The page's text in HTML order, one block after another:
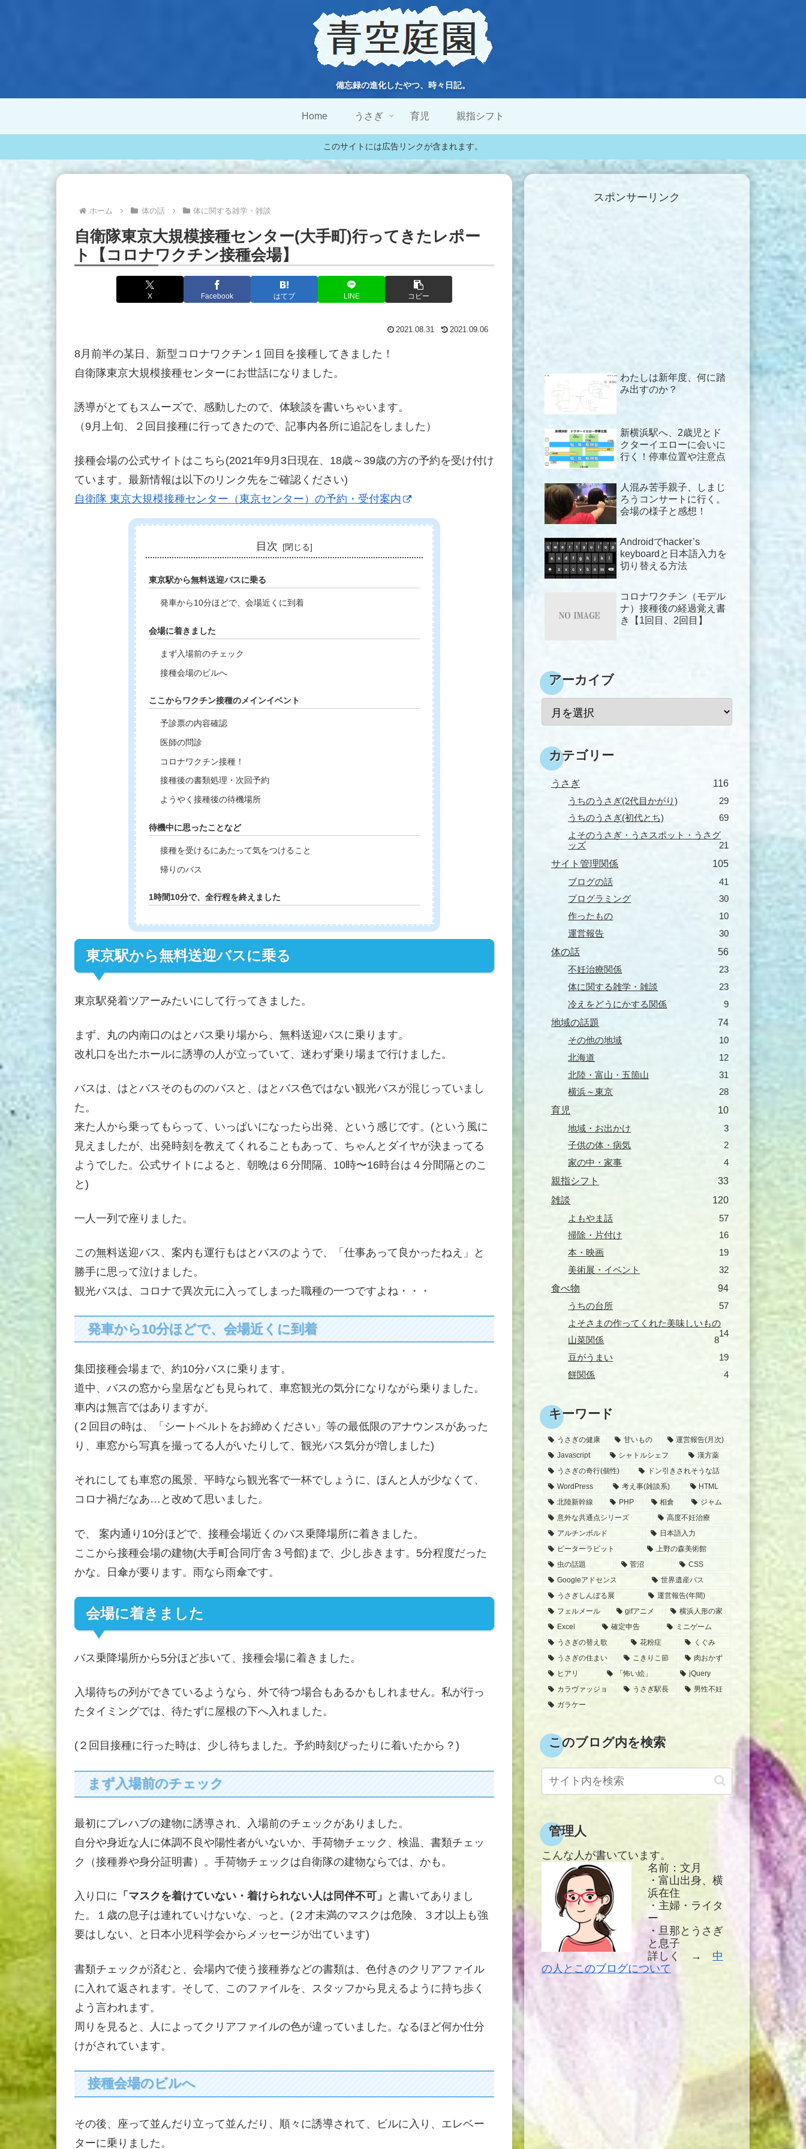
備忘録の進化したやつ、時々日記。
Home うさぎ 育児 親指シフト
このサイトには広告リンクが含まれます。
ホーム 体の話 体に関する雑学・雑談
自衛隊東京大規模接種センター(大手町)行ってきたレポー
ト【コロナワクチン接種会場】
X Facebook はてブ LINE コピー
2021.08.31 2021.09.06
8月前半の某日、新型コロナワクチン１回目を接種してきました！
自衛隊東京大規模接種センターにお世話になりました。
誘導がとてもスムーズで、感動したので、体験談を書いちゃいます。
（9月上旬、２回目接種に行ってきたので、記事内各所に追記をしました）
接種会場の公式サイトはこちら(2021年9月3日現在、18歳～39歳の方の予約を受け付け
ています。最新情報は以下のリンク先をご確認ください)
自衛隊 東京大規模接種センター（東京センター）の予約・受付案内
目次
東京駅から無料送迎バスに乗る
発車から10分ほどで、会場近くに到着
会場に着きました
まず入場前のチェック
接種会場のビルへ
ここからワクチン接種のメインイベント
予診票の内容確認
医師の問診
コロナワクチン接種！
接種後の書類処理・次回予約
ようやく接種後の待機場所
待機中に思ったことなど
接種を受けるにあたって気をつけること
帰りのバス
1時間10分で、全行程を終えました
東京駅から無料送迎バスに乗る
東京駅発着ツアーみたいにして行ってきました。
まず、丸の内南口のはとバス乗り場から、無料送迎バスに乗ります。
改札口を出たホールに誘導の人が立っていて、迷わず乗り場まで行けました。
バスは、はとバスそのもののバスと、はとバス色ではない観光バスが混じっていまし
た。
来た人から乗ってもらって、いっぱいになったら出発、という感じです。(という風に
見えましたが、出発時刻を教えてくれることもあって、ちゃんとダイヤが決まってる
ようでした。公式サイトによると、朝晩は６分間隔、10時〜16時台は４分間隔とのこ
と)
一人一列で座りました。
この無料送迎バス、案内も運行もはとバスのようで、「仕事あって良かったねえ」と
勝手に思って泣けました。
観光バスは、コロナで異次元に入ってしまった職種の一つですよね・・・
発車から10分ほどで、会場近くに到着
集団接種会場まで、約10分バスに乗ります。
道中、バスの窓から皇居なども見られて、車窓観光の気分になりながら乗りました。
車内は無言ではありますが。
(２回目の時は、「シートベルトをお締めください」等の最低限のアナウンスがあった
り、車窓から写真を撮ってる人がいたりして、観光バス気分が増しました)
それにしても車窓の風景、平時なら観光客で一杯でしょうに、ほんと人が少なくて、
コロナ禍だなあ…と改めて思いました。
で、 案内通り10分ほどで、接種会場近くのバス乗降場所に着きました。
ここから接種会場の建物(大手町合同庁舎３号館)まで、少し歩きます。5分程度だった
かな。日傘が要ります。雨なら雨傘です。
会場に着きました
バス乗降場所から5分ほど歩いて、接種会場に着きました。
入場待ちの列ができているようなら、外で待つ場合もあるかもしれません。私が行っ
たタイミングでは、待たずに屋根の下へ入れました。
(２回目接種に行った時は、少し待ちました。予約時刻ぴったりに着いたから？)
まず入場前のチェック
最初にプレハブの建物に誘導され、入場前のチェックがありました。
自分や身近な人に体調不良や陽性者がいないか、手荷物チェック、検温、書類チェッ
ク（接種券や身分証明書）。手荷物チェックは自衛隊の建物ならでは、かも。
入り口に 「マスクを着けていない・着けられない人は同伴不可」
と書いてありまし
た。１歳の息子は連れていけないな、っと。(２才未満のマスクは危険、３才以上も強
要はしない、と日本小児科学会からメッセージが出ています)
書類チェックが済むと、会場内で使う接種券などの書類は、色付きのクリアファイル
に入れて返されます。そして、このファイルを、スタッフから見えるように持ち歩く
よう言われます。
周りを見ると、人によってクリアファイルの色が違っていました。なるほど何か仕分
けがされています。
接種会場のビルへ
その後、座って並んだり立って並んだり、順々に誘導されて、ビルに入り、エレベー
ターに乗りました。
スポンサーリンク
わたしは新年度、何に踏
み出すのか？
新横浜駅へ、2歳児とド
クターイエローに会いに
行く！停車位置や注意点
人混み苦手親子、しまじ
ろうコンサートに行く。
会場の様子と感想！
Androidでhacker’s
keyboardと日本語入力を
切り替える方法
コロナワクチン（モデル
ナ）接種後の経過覚え書
き【1回目、2回目】
アーカイブ
カテゴリー
うさぎ 116
うちのうさぎ(2代目かがり)
29
うちのうさぎ(初代とち)
69
よそのうさぎ・うさスポット・うさグ
ッズ
21
サイト管理関係 105
ブログの話
41
プログラミング
30
作ったもの
10
運営報告
30
体の話 56
不妊治療関係
23
体に関する雑学・雑談
23
冷えをどうにかする関係
9
地域の話題 74
その他の地域
10
北海道
12
北陸・富山・五箇山
31
横浜～東京
28
育児 10
地域・お出かけ
3
子供の体・病気
2
家の中・家事
4
親指シフト
33
雑談
120
よもやま話
57
掃除・片付け
16
本・映画
19
美術展・イベント
32
食べ物 94
うちの台所
57
よそさまの作ってくれた美味しいもの
14
山菜関係
8
豆がうまい
19
餅関係
4
キーワード
うさぎの健康 甘いもの
運営報告(月次)
Javascript
シャトルシェフ
漢方薬
うさぎの奇行(個性)
ドン引きされそうな話
WordPress
考え事(雑談系)
HTML
北陸新幹線
PHP 相倉
ジャム
意外な共通点シリーズ
高度不妊治療
アルチンボルド
日本語入力
ピーターラビット
上野の森美術館
虫の話題
菅沼
CSS
Googleアドセンス
世界遺産バス
うさぎしんぼる展
運営報告(年間)
フェルメール
gifアニメ
横浜人形の家
Excel
確定申告
ミニゲーム
うさぎの替え歌
花粉症
くぐみ
うさぎの住まい
こきりこ節
肉おかず
ヒアリ
「怖い絵」
jQuery
カラヴァッジョ
うさぎ駅長
男性不妊
ガラケー
このブログ内を検索
管理人
こんな人が書いています。
名前：文月
・富山出身、横
浜在住
・主婦・ライタ
ー
・旦那とうさぎ
と息子
詳しく → 中
の人とこのブログについて